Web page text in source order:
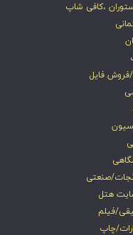
،کافی شاپ
فروش فایل
صنعتی
هتل
فیلم
چاپ